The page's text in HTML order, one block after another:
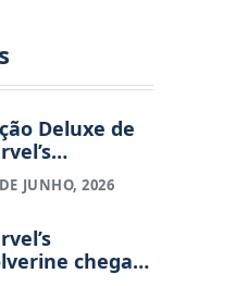
Deluxe de
|
os
de pré-
JUNHO, 2026
chega à